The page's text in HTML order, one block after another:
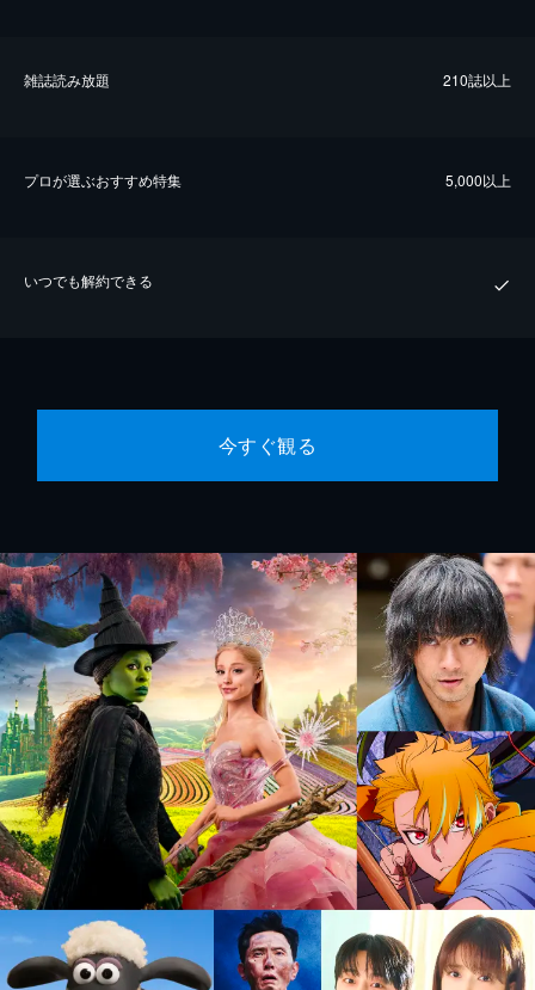
雑誌読み放題 210誌以上
プロが選ぶおすすめ特集 5,000以上
いつでも解約できる
今すぐ観る